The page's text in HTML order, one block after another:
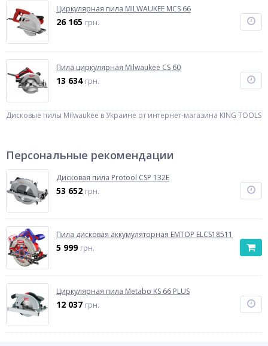
Циркулярная пила MILWAUKEE MCS 66
26 165 грн.
Пила циркулярная Milwaukee CS 60
13 634 грн.
Дисковые пилы Milwaukee в Украине от интернет-магазина KING TOOLS
Персональные рекомендации
Дисковая пила Protool CSP 132Е
53 652 грн.
Пила дисковая аккумуляторная EMTOP ELCS18511
5 999 грн.
Циркулярная пила Metabo KS 66 PLUS
12 037 грн.